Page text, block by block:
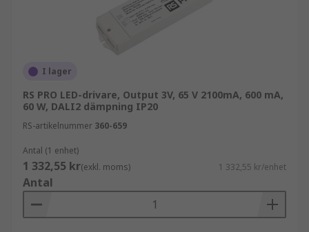
I lager
RS PRO LED-drivare, Output 3V, 65 V 2100mA, 600 mA,
60 W, DALI2 dämpning IP20
RS-artikelnummer 360-659
Antal (1 enhet)
1 332,55 kr(exkl. moms) 1 332,55 kr/enhet
Antal